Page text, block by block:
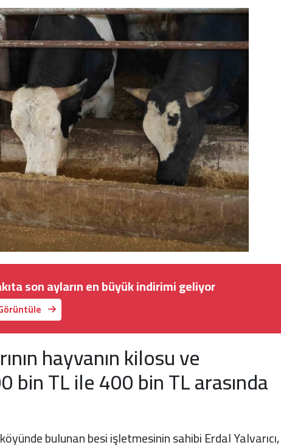
son ayların en büyük indirimi geliyor
hayvanın kilosu ve
bin TL ile 400 bin TL arasında
bulunan besi işletmesinin sahibi Erdal Yalvarıcı,